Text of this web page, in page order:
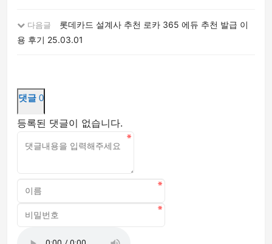
다음글
롯데카드 설계사 추천 로카 365 에듀 추천 발급 이
용 후기 25.03.01
댓글 0
등록된 댓글이 없습니다.